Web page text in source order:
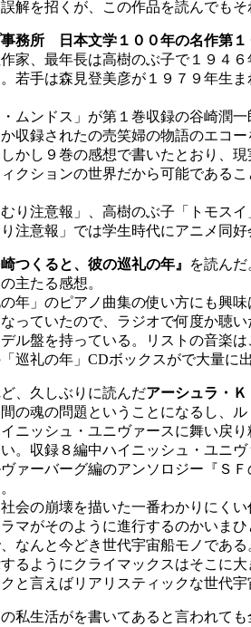
解を招くが、この作品を読んでもそ
務所 日本文学１００年の名作第１
家、最年長は高樹のぶ子で１９４
若手は森見登美彦が１９７９年生
ンドス」が第１巻収録の谷崎潤
収録されたの売笑婦の物語のエコ
かし９巻の感想で書いたとおり、
クションの世界だから可能である
注意報」、高樹のぶ子「トモス
注意報」では学生時代にアニメ同
つくると、彼の巡礼の年』
を読ん
主たる感想。
」のピアノ曲集の使い方にも興
っていたので、ラジオで何度か聴
ル盤を持っている。リストの音楽
巡礼の年」CDボックスがで大量に
、久しぶりに読んだアーシュラ・Ｋ
の魂の問題ということになるし、
ッシュ・ユニヴァースに舞い戻
。収録８編中ハイニッシュ・ユニ
ァーバーグ編のアンソロジー『
の崩壊を描いた一番わかりにく
マがそのように進行するのかいまひ
んと今どき世代宇宙船モノであ
るようにクライマックスはそこに
と言えばリアリスティックな世代
私生活がを書いてあると言われて